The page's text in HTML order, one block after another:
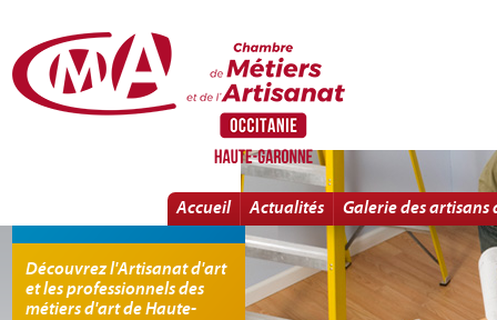
Rejoignez la Galerie des Artisans d'art
Accueil Actualités Galerie des artisans
Découvrez l'Artisanat d'art
et les professionnels des
métiers d'art de Haute-